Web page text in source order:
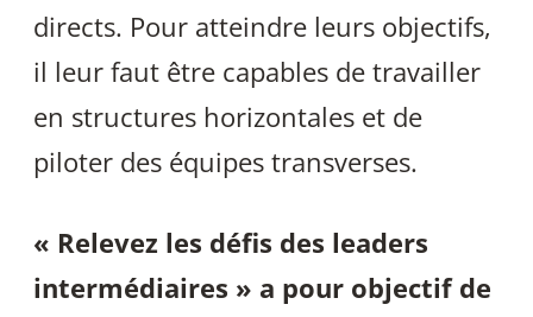
directs. Pour atteindre leurs objectifs,
il leur faut être capables de travailler
en structures horizontales et de
piloter des équipes transverses.
« Relevez les défis des leaders
intermédiaires » a pour objectif de